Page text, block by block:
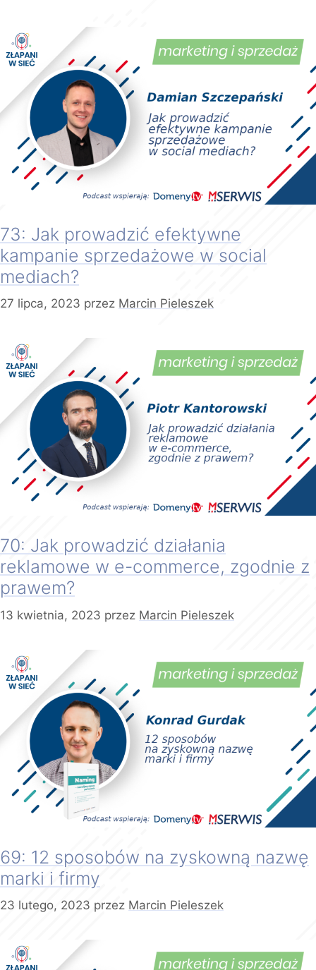
73: Jak prowadzić efektywne
kampanie sprzedażowe w social
mediach?
27 lipca, 2023 przez Marcin Pieleszek
70: Jak prowadzić działania
reklamowe w e-commerce, zgodnie z
prawem?
13 kwietnia, 2023 przez Marcin Pieleszek
69: 12 sposobów na zyskowną nazwę
marki i firmy
23 lutego, 2023 przez Marcin Pieleszek